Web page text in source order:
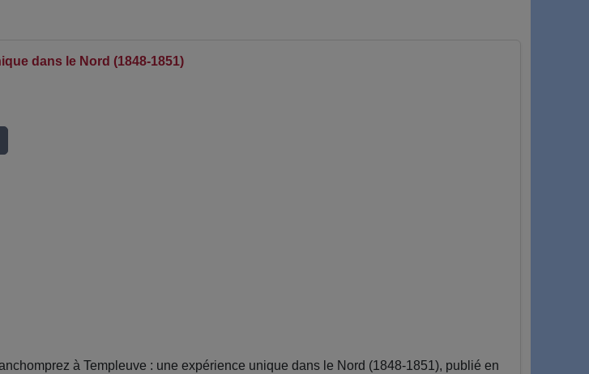
dans le Nord (1848-1851)
à Templeuve : une expérience unique dans le Nord (1848-1851), publié en